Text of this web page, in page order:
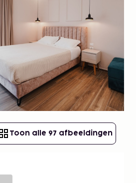
Toon alle 97 afbeeldingen